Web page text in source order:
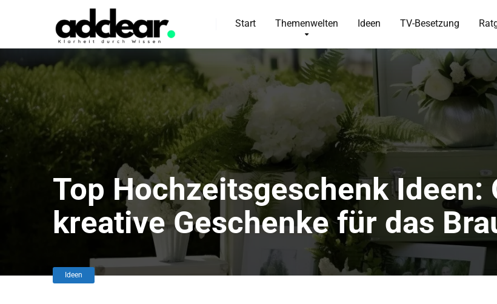
Start Themenwelten Ideen TV-Besetzung
Top Hochzeitsgeschenk Ideen:
kreative Geschenke für das
Ideen